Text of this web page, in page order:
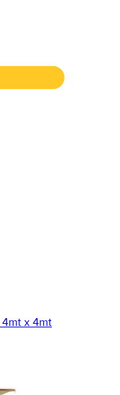
4mt x 4mt